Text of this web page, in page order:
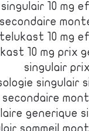
10 mg
10 mg
10 mg prix
singulair
singulair
generique
sommeil